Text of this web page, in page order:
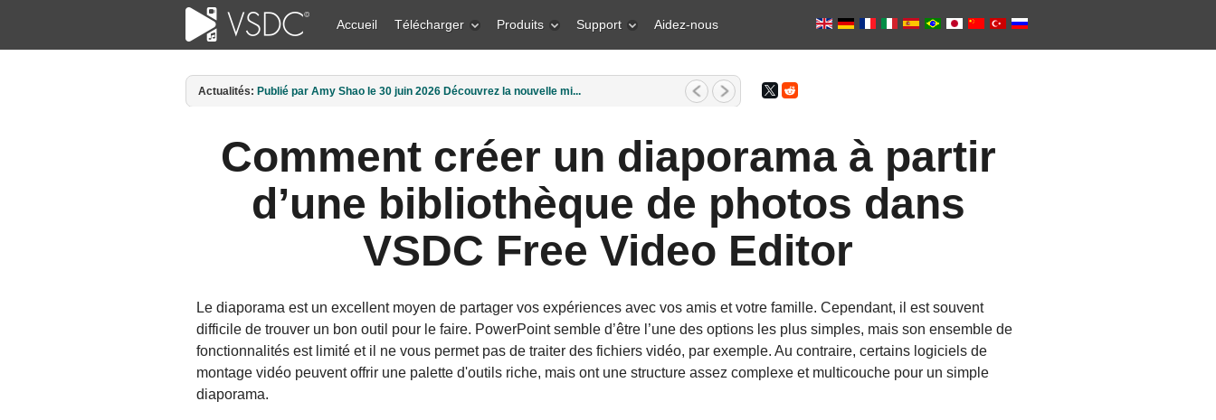
Accueil Télécharger Produits Support Aidez-nous
Actualités: Publié par Amy Shao le 11 mars 2026 Quel est le meilleur cadea...
Comment créer un diaporama à partir
d’une bibliothèque de photos dans
VSDC Free Video Editor
Le diaporama est un excellent moyen de partager vos expériences avec vos amis et votre famille. Cependant, il est souvent
difficile de trouver un bon outil pour le faire. PowerPoint semble d’être l’une des options les plus simples, mais son ensemble de
fonctionnalités est limité et il ne vous permet pas de traiter des fichiers vidéo, par exemple. Au contraire, certains logiciels de
montage vidéo peuvent offrir une palette d'outils riche, mais ont une structure assez complexe et multicouche pour un simple
diaporama.